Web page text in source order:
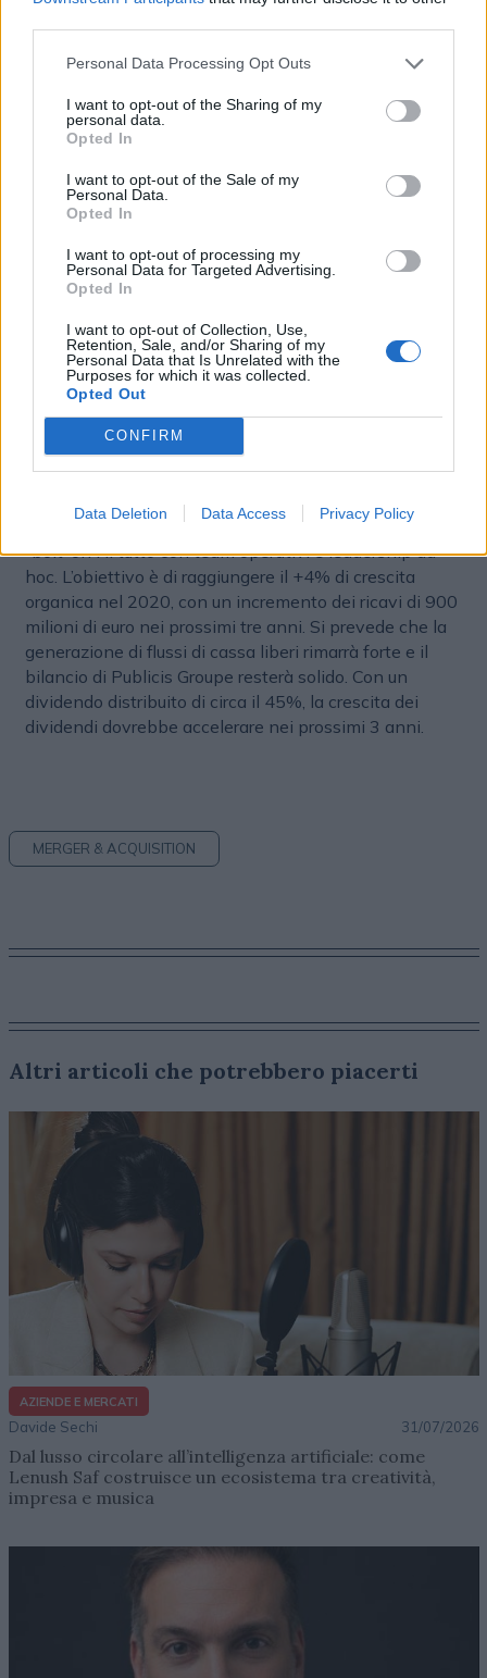
Personal Data Processing Opt Outs
I want to opt-out of the Sharing of my
personal data.
Opted In
I want to opt-out of the Sale of my
Personal Data.
Opted In
I want to opt-out of processing my
Personal Data for Targeted Advertising.
Opted In
I want to opt-out of Collection, Use,
Retention, Sale, and/or Sharing of my
Personal Data that Is Unrelated with the
Purposes for which it was collected.
Opted Out
CONFIRM
Data Deletion Data Access Privacy Policy
lavorare dei talenti in futuro, collegando, entro il 2020,
il 90% di tutti i suoi 80.000 dipendenti.
modello, Publicis Groupe sta investendo in
competenza strategica con assunzioni, formazione e
per il periodo 2018-2020. Il Capex dedicato per
“Marcel”, “Publicis People Cloud” e l’automazione
le acquisizioni nel campo dei dati, della creatività
dinamica e della trasformazione del business digitale,
all’anno sempre tra il 2018 e il 2020.
Valore agli azionisti
Il Gruppo mira anche a fornire maggiore valore agli
azionisti trasformando le proprie performance
finanziare attraverso una crescita organica accelerata,
l’espansione del tasso di margine operativo (tagliando i
costi per 450 milioni di euro) e attraverso acquisizioni
“bolt-on”. Il tutto con team operativi e leadership ad
hoc. L’obiettivo è di raggiungere il +4% di crescita
organica nel 2020, con un incremento dei ricavi di 900
milioni di euro nei prossimi tre anni. Si prevede che la
generazione di flussi di cassa liberi rimarrà forte e il
bilancio di Publicis Groupe resterà solido. Con un
dividendo distribuito di circa il 45%, la crescita dei
dividendi dovrebbe accelerare nei prossimi 3 anni.
MERGER & ACQUISITION
Altri articoli che potrebbero piacerti
AZIENDE E MERCATI
Davide Sechi 31/07/2026
Dal lusso circolare all’intelligenza artificiale: come
Lenush Saf costruisce un ecosistema tra creatività,
impresa e musica